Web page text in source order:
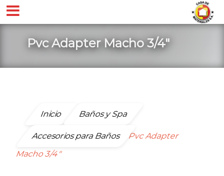
Pvc Adapter Macho 3/4″
Inicio Baños y Spa
Accesorios para Baños
Pvc Adapter
Macho 3/4″